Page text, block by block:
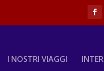
I NOSTRI VIAGGI